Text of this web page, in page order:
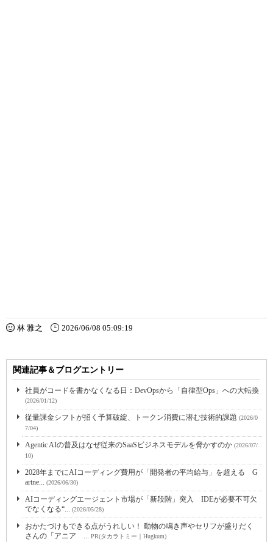
林 雅之 2026/06/08 05:09:19
関連記事＆ブログエントリー
社員がコードを書かなくなる日：DevOpsから「自律型Ops」への大転換
(2026/01/12)
従量課金シフトが招く予算破綻、トークン消費に潜む技術的課題 (2026/0
7/04)
Agentic AIの普及はなぜ従来のSaaSビジネスモデルを脅かすのか (2026/07/
10)
2028年までにAIコーディング費用が「開発者の平均給与」を超える G
artne...
(2026/06/30)
AIコーディングエージェント市場が「新段階」突入 IDEが必要不可欠
でなくなる“...
(2026/05/28)
おかたづけもできる点がうれしい！ 動物の鳴き声やセリフが盛りだく
さんの「アニア ...
PR(タカラトミー｜Hugkum)